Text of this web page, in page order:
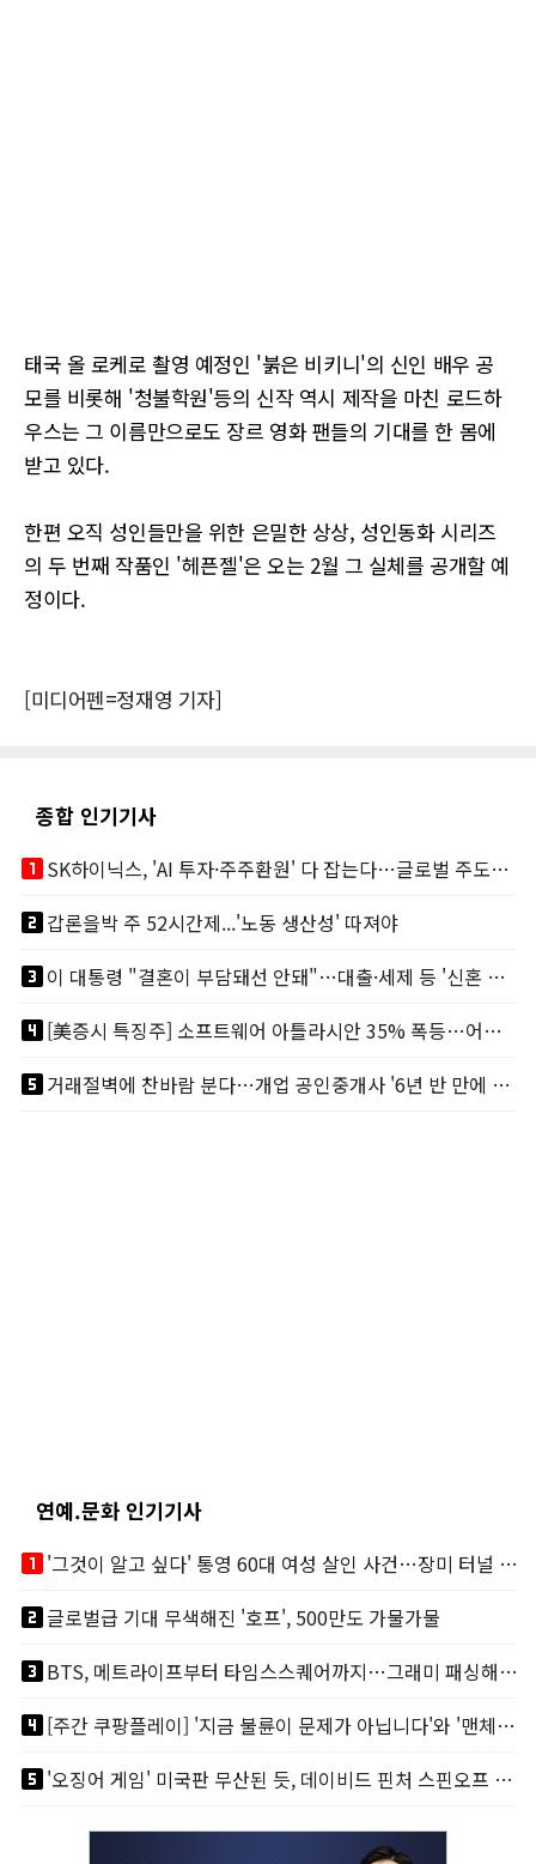
태국 올 로케로 촬영 예정인 '붉은 비키니'의 신인 배우 공
모를 비롯해 '청불학원'등의 신작 역시 제작을 마친 로드하
우스는 그 이름만으로도 장르 영화 팬들의 기대를 한 몸에
받고 있다.
한편 오직 성인들만을 위한 은밀한 상상, 성인동화 시리즈
의 두 번째 작품인 '헤픈젤'은 오는 2월 그 실체를 공개할 예
정이다.
[미디어펜=정재영 기자]
종합 인기기사
looks_one
SK하이닉스, 'AI 투자·주주환원' 다 잡는다…글로벌 주도권 굳히기
looks_two갑론을박 주 52시간제...'노동 생산성' 따져야
looks_3
이 대통령 "결혼이 부담돼선 안돼"…대출·세제 등 '신혼 걸림돌' 제거
looks_4
[美증시 특징주] 소프트웨어 아틀라시안 35% 폭등…어닝서프, 투자의견 줄줄이 상향
looks_5
거래절벽에 찬바람 분다…개업 공인중개사 '6년 반 만에 최저'
연예.문화 인기기사
looks_one
'그것이 알고 싶다' 통영 60대 여성 살인 사건…장미 터널 아래 킬러, 누구냐 넌?
looks_two글로벌급 기대 무색해진 '호프', 500만도 가물가물
looks_3
BTS, 메트라이프부터 타임스스퀘어까지…그래미 패싱해도 미 대륙 꿀꺽
looks_4
[주간 쿠팡플레이] '지금 불륜이 문제가 아닙니다'와 '맨체스터 시티 VS 아틀레티코 마드리드 빅매치'
looks_5
'오징어 게임' 미국판 무산된 듯, 데이비드 핀처 스핀오프 철회